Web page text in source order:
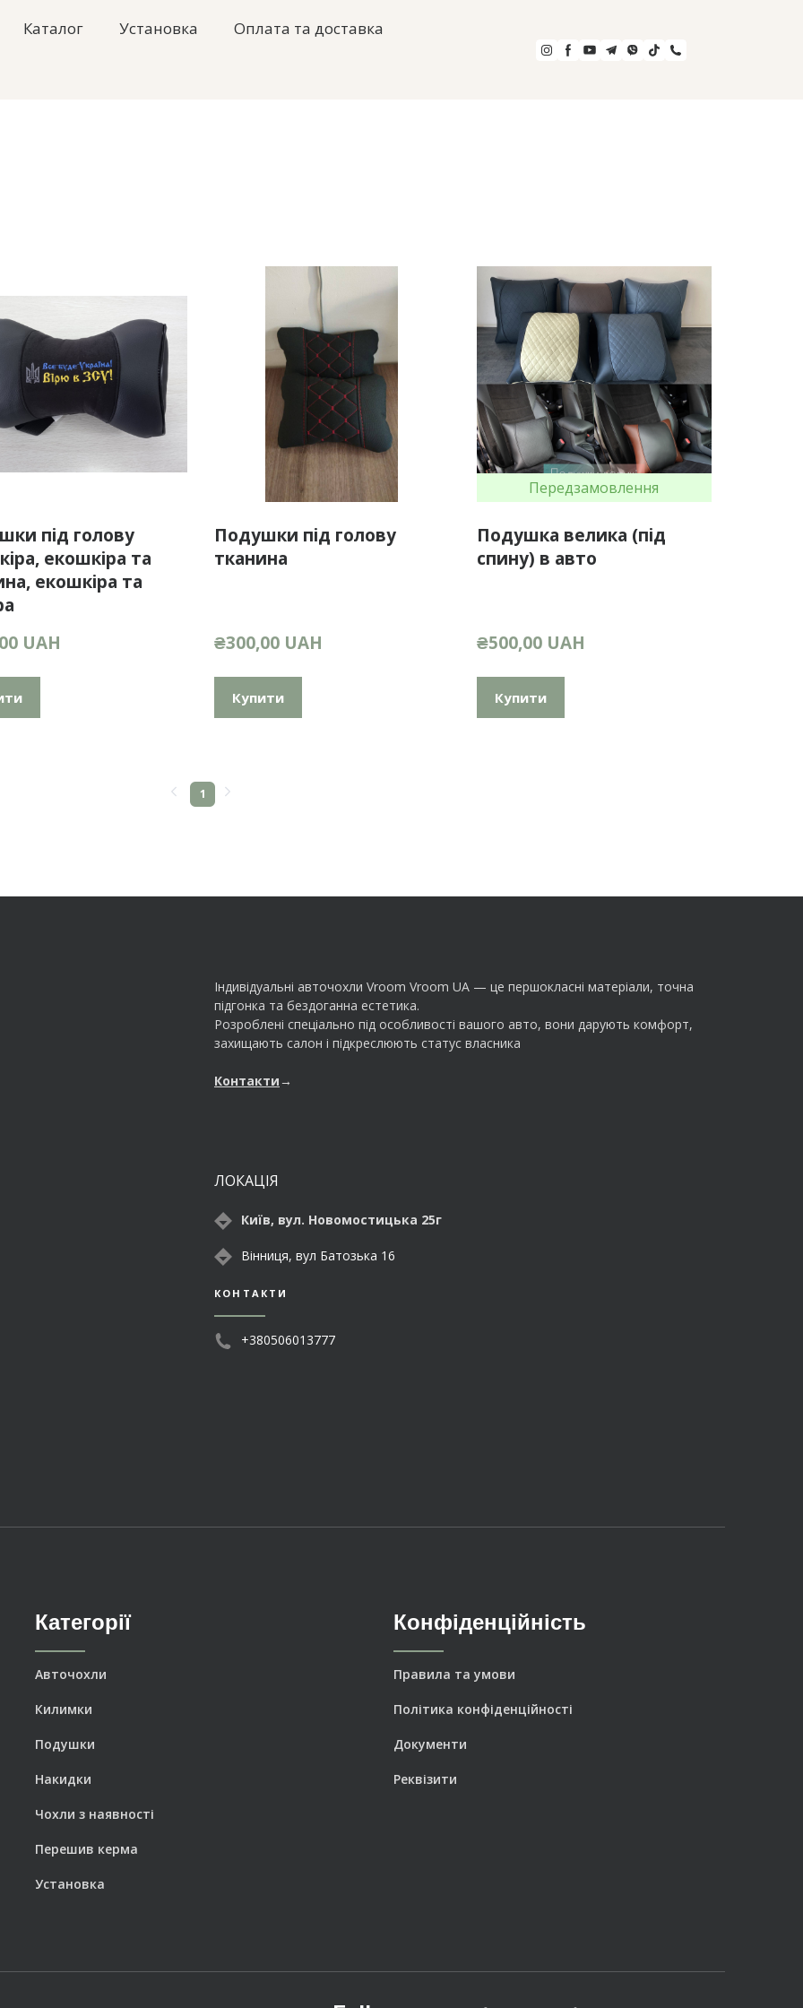
Каталог Установка Оплата та доставка
під голову
екошкіра та
екошкіра та
UAH
Подушки під голову
тканина
₴300,00 UAH
Купити
Передзамовлення
Подушка велика (під
спину) в авто
₴500,00 UAH
Купити
1
Індивідуальні авточохли Vroom Vroom UA — це першокласні матеріали, точна
підгонка та бездоганна естетика.
Розроблені спеціально під особливості вашого авто, вони дарують комфорт,
захищають салон і підкреслюють статус власника
Контакти→
ЛОКАЦІЯ
Київ, вул. Новомостицька 25г
Вінниця, вул Батозька 16
КОНТАКТИ
+380506013777
Категорії
Авточохли
Килимки
Подушки
Накидки
Чохли з наявності
Перешив керма
Установка
Конфіденційність
Правила та умови
Політика конфіденційності
Документи
Реквізити